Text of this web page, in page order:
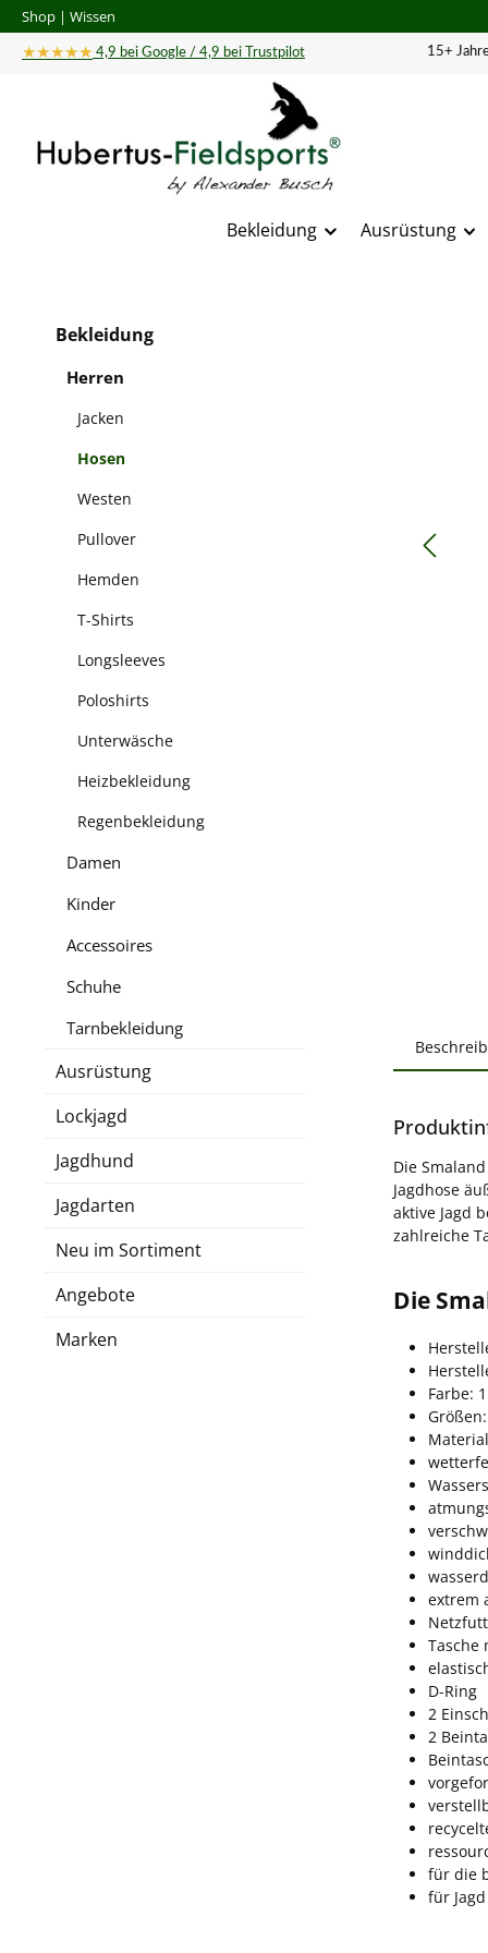
Hauptinhalt springen
Zur Suche springen
Zur Hauptnavigation springen
Shop | Wissen
★★★★★ 4,9 bei Google / 4,9 bei Trustpilot 15+
Bekleidung Ausrüstung
Bekleidung
Herren
Jacken
Hosen
Westen
Pullover
Hemden
T-Shirts
Longsleeves
Poloshirts
Unterwäsche
Heizbekleidung
Regenbekleidung
Damen
Kinder
Accessoires
Schuhe
Tarnbekleidung
Ausrüstung
Lockjagd
Jagdhund
Jagdarten
Neu im Sortiment
Angebote
Marken
Die
Jagdhose
aktive Jagd
zahlreiche
Die
Farbe:
extrem
Tasche
D-Ring
2
2
für die
für